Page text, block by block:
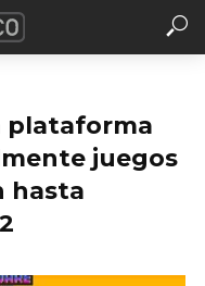
plataforma
juegos
hasta